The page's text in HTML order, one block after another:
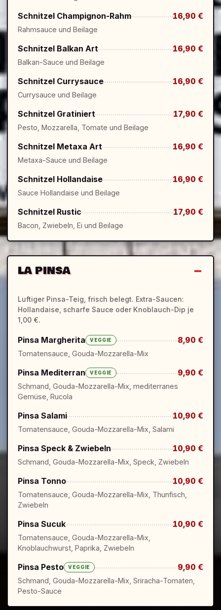
Schnitzel Champignon-Rahm 16,90 €
Rahmsauce und Beilage
Schnitzel Balkan Art 16,90 €
Balkan-Sauce und Beilage
Schnitzel Currysauce 16,90 €
Currysauce und Beilage
Schnitzel Gratiniert 17,90 €
Pesto, Mozzarella, Tomate und Beilage
Schnitzel Metaxa Art 16,90 €
Metaxa-Sauce und Beilage
Schnitzel Hollandaise 16,90 €
Sauce Hollandaise und Beilage
Schnitzel Rustic 17,90 €
Bacon, Zwiebeln, Ei und Beilage
LA PINSA
Luftiger Pinsa-Teig, frisch belegt. Extra-Saucen:
Hollandaise, scharfe Sauce oder Knoblauch-Dip je
1,00 €.
Pinsa Margherita VEGGIE 8,90 €
Tomatensauce, Gouda-Mozzarella-Mix
Pinsa Mediterran VEGGIE 9,90 €
Schmand, Gouda-Mozzarella-Mix, mediterranes
Gemüse, Rucola
Pinsa Salami 10,90 €
Tomatensauce, Gouda-Mozzarella-Mix, Salami
Pinsa Speck & Zwiebeln 10,90 €
Schmand, Gouda-Mozzarella-Mix, Speck, Zwiebeln
Pinsa Tonno 10,90 €
Tomatensauce, Gouda-Mozzarella-Mix, Thunfisch,
Zwiebeln
Pinsa Sucuk 10,90 €
Tomatensauce, Gouda-Mozzarella-Mix,
Knoblauchwurst, Paprika, Zwiebeln
Pinsa Pesto VEGGIE 9,90 €
Schmand, Gouda-Mozzarella-Mix, Sriracha-Tomaten,
Pesto-Sauce